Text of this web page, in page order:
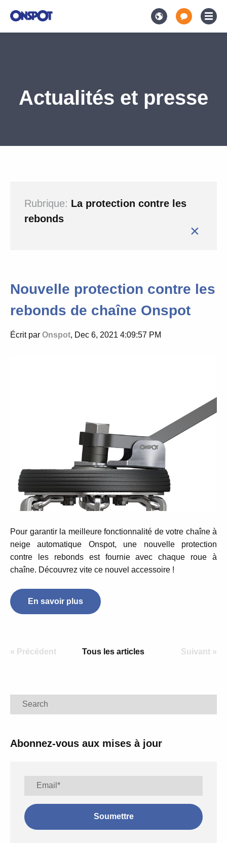
Actualités et presse
Rubrique: La protection contre les
rebonds
×
Nouvelle protection contre les
rebonds de chaîne Onspot
Écrit par Onspot, Dec 6, 2021 4:09:57 PM
Pour garantir la meilleure fonctionnalité de votre chaîne à
neige automatique Onspot, une nouvelle protection
contre les rebonds est fournie avec chaque roue à
chaîne. Découvrez vite ce nouvel accessoire !
En savoir plus
« Précédent Tous les articles Suivant »
Search
Abonnez-vous aux mises à jour